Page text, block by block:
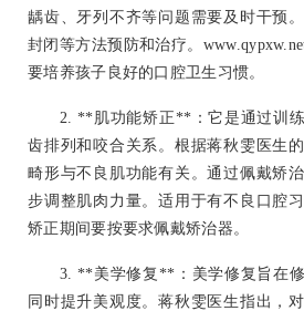
龋齿、牙列不齐等问题需要及时干预
封闭等方法预防和治疗。
要培养孩子良好的口腔卫生习惯。
2. **肌功能矫正**：它是通过训
齿排列和咬合关系。根据蒋秋雯医生
畸形与不良肌功能有关。通过佩戴矫
步调整肌肉力量。适用于有不良口腔
矫正期间要按要求佩戴矫治器。
3. **美学修复**：美学修复旨在
同时提升美观度。蒋秋雯医生指出，